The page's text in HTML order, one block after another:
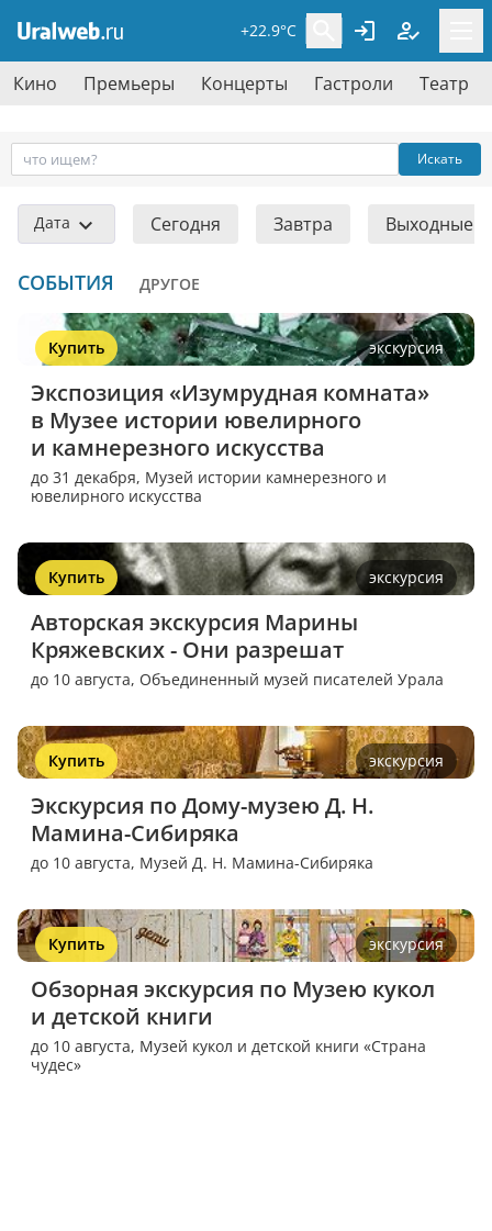
+22.9°C
Кино Премьеры Концерты Гастроли Театр
Искать
Дата Сегодня Завтра Выходные
СОБЫТИЯ ДРУГОЕ
Купить экскурсия
Экспозиция «Изумрудная комната»
в Музее истории ювелирного
и камнерезного искусства
до 31 декабря, Музей истории камнерезного и
ювелирного искусства
Купить экскурсия
Авторская экскурсия Марины
Кряжевских - Они разрешат
до 10 августа, Объединенный музей писателей Урала
Купить экскурсия
Экскурсия по Дому-музею Д. Н.
Мамина-Сибиряка
до 10 августа, Музей Д. Н. Мамина-Сибиряка
Купить экскурсия
Обзорная экскурсия по Музею кукол
и детской книги
до 10 августа, Музей кукол и детской книги «Страна
чудес»